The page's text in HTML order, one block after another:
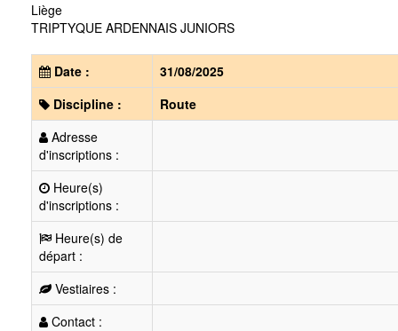
Liège
TRIPTYQUE ARDENNAIS JUNIORS
Date :
31/08/2025
Discipline :
Route
Adresse
d'inscriptions :
Heure(s)
d'inscriptions :
Heure(s) de
départ :
Vestiaires :
Contact :